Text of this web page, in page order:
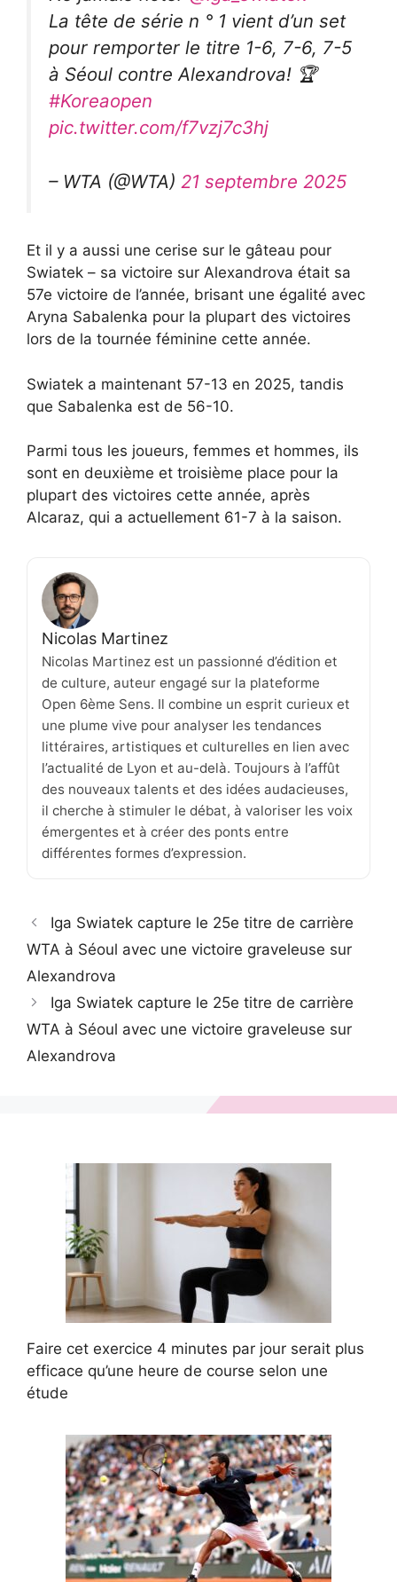
La tête de série n ° 1 vient d’un set
pour remporter le titre 1-6, 7-6, 7-5
à Séoul contre Alexandrova! 🏆
#Koreaopen
pic.twitter.com/f7vzj7c3hj
– WTA (@WTA) 21 septembre 2025
Et il y a aussi une cerise sur le gâteau pour
Swiatek – sa victoire sur Alexandrova était sa
57e victoire de l’année, brisant une égalité avec
Aryna Sabalenka pour la plupart des victoires
lors de la tournée féminine cette année.
Swiatek a maintenant 57-13 en 2025, tandis
que Sabalenka est de 56-10.
Parmi tous les joueurs, femmes et hommes, ils
sont en deuxième et troisième place pour la
plupart des victoires cette année, après
Alcaraz, qui a actuellement 61-7 à la saison.
Nicolas Martinez
Nicolas Martinez est un passionné d’édition et
de culture, auteur engagé sur la plateforme
Open 6ème Sens. Il combine un esprit curieux et
une plume vive pour analyser les tendances
littéraires, artistiques et culturelles en lien avec
l’actualité de Lyon et au-delà. Toujours à l’affût
des nouveaux talents et des idées audacieuses,
il cherche à stimuler le débat, à valoriser les voix
émergentes et à créer des ponts entre
différentes formes d’expression.
Iga Swiatek capture le 25e titre de carrière
WTA à Séoul avec une victoire graveleuse sur
Alexandrova
Iga Swiatek capture le 25e titre de carrière
WTA à Séoul avec une victoire graveleuse sur
Alexandrova
Faire cet exercice 4 minutes par jour serait plus
efficace qu’une heure de course selon une
étude